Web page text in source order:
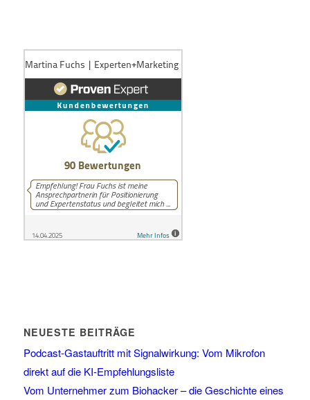
NEUESTE BEITRÄGE
Podcast-Gastauftritt mit Signalwirkung: Vom Mikrofon
direkt auf die KI-Empfehlungsliste
Vom Unternehmer zum Biohacker – die Geschichte eines